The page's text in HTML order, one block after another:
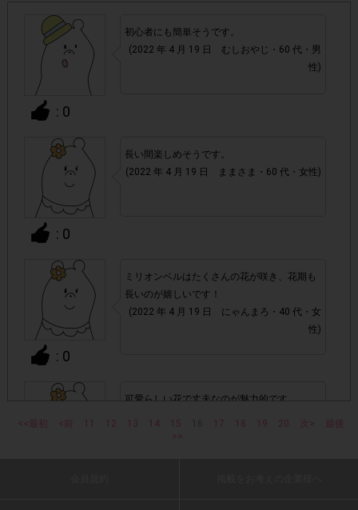
だくこともあります。
・スマートフォン、携帯電話、タブレットPCにつきまし
て、機種によってはアンケートに回答できない場合がござい
ます。
▼ポイント付与対象外
チェックポイントの条件を満たしていない場合
・ECサイトやネットスーパーでのご購入
確認された場合。
株式会社ドゥ・ハウスが運営する、レシートを活用したサ
ービスのモニター回答は、1つのアンケートにつき1人1回
の参加とさせていただいております。
「対象商品名」「購入数」 の全てが記載されていない場合
: 0
初心者にも簡単そうです。
(2022 年 4 月 19 日 むしおやじ・60 代・男
性)
: 0
長い間楽しめそうです。
(2022 年 4 月 19 日 ままさま・60 代・女性)
: 0
ミリオンベルはたくさんの花が咲き、花期も
長いのが嬉しいです！
(2022 年 4 月 19 日 にゃんまろ・40 代・女
性)
可愛らしい花で丈夫なのが魅力的です。
<<最初 <前 11 12 13 14 15 17 18 19 20 次>
最後
>>